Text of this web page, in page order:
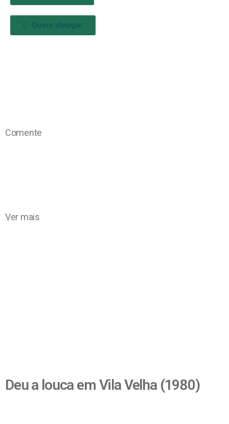
Quero divulgar
Comente
Ver mais
Deu a louca em Vila Velha (1980)